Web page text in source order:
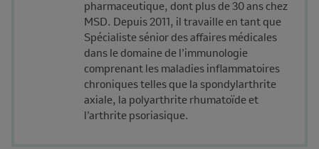
pharmaceutique, dont plus de 30 ans chez
MSD. Depuis 2011, il travaille en tant que
Spécialiste sénior des affaires médicales
dans le domaine de l’immunologie
comprenant les maladies inflammatoires
chroniques telles que la spondylarthrite
axiale, la polyarthrite rhumatoïde et
l’arthrite psoriasique.